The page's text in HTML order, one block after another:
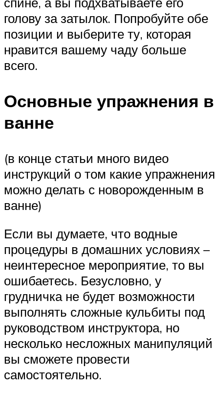
голову за затылок. Попробуйте обе
позиции и выберите ту, которая
нравится вашему чаду больше
всего.
Основные упражнения в
ванне
(в конце статьи много видео
инструкций о том какие упражнения
можно делать с новорожденным в
ванне)
Если вы думаете, что водные
процедуры в домашних условиях –
неинтересное мероприятие, то вы
ошибаетесь. Безусловно, у
грудничка не будет возможности
выполнять сложные кульбиты под
руководством инструктора, но
несколько несложных манипуляций
вы сможете провести
самостоятельно.